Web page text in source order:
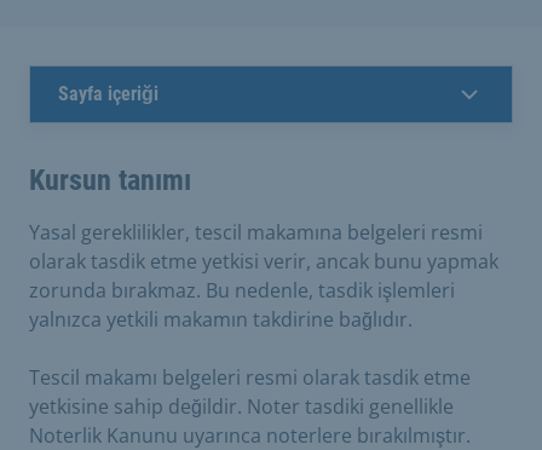
Sayfa içeriği
Kursun tanımı
Yasal gereklilikler, tescil makamına belgeleri resmi
olarak tasdik etme yetkisi verir, ancak bunu yapmak
zorunda bırakmaz. Bu nedenle, tasdik işlemleri
yalnızca yetkili makamın takdirine bağlıdır.
Tescil makamı belgeleri resmi olarak tasdik etme
yetkisine sahip değildir. Noter tasdiki genellikle
Noterlik Kanunu uyarınca noterlere bırakılmıştır.